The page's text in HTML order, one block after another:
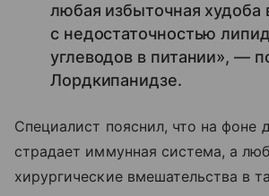
любая избыточная худоба
с недостаточностью
углеводов в питании», —
Лордкипанидзе.
Специалист пояснил, что на фоне
страдает иммунная система, а
хирургические вмешательства в